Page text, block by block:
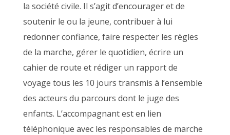
la société civile. Il s’agit d’encourager et de
soutenir le ou la jeune, contribuer à lui
redonner confiance, faire respecter les règles
de la marche, gérer le quotidien, écrire un
cahier de route et rédiger un rapport de
voyage tous les 10 jours transmis à l’ensemble
des acteurs du parcours dont le juge des
enfants. L’accompagnant est en lien
téléphonique avec les responsables de marche